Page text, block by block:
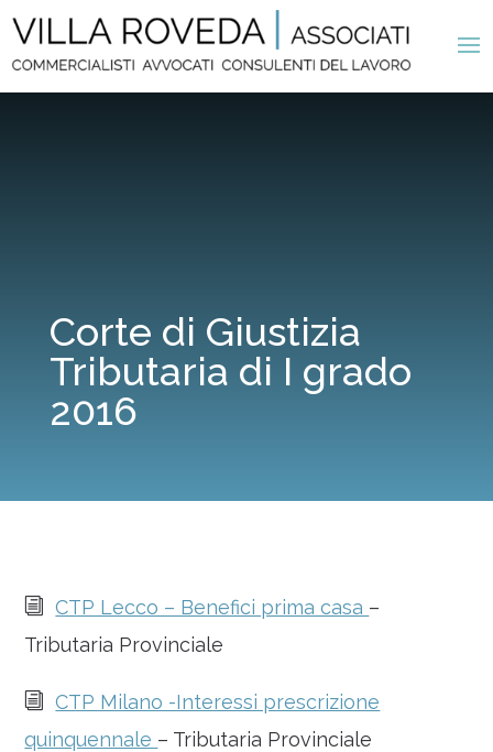
Corte di Giustizia
Tributaria di I grado
2016
i CTP Lecco – Benefici prima casa –
Tributaria Provinciale
i
CTP Milano -Interessi prescrizione
quinquennale – Tributaria Provinciale